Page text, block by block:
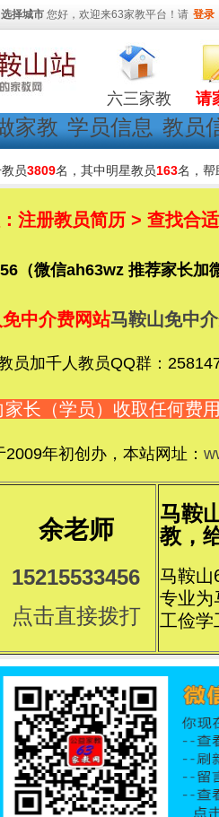
选择城市 您好，欢迎来63家教平台！请 登录
六三家教 请
家教 学员信息 教员
员3809名，其中明星教员163名，帮
注册教员简历 > 查找合
（微信ah63wz 推荐家长加
中介费网站马鞍山免中
员加千人教员QQ群：
长（学员）收取任何费
年初创办，本站网址：
余老师
15215533456
点击直接拨打
马鞍
教，
马鞍山
专业为
工俭学